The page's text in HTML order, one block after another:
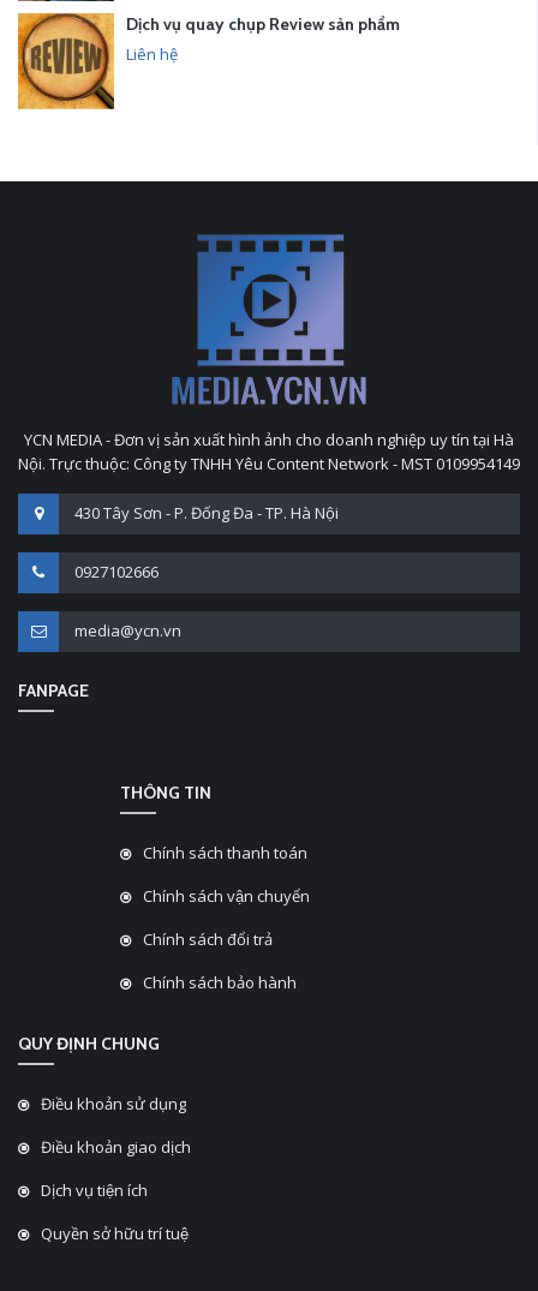
Dịch vụ quay chụp Review sản phẩm
Liên hệ
YCN MEDIA - Đơn vị sản xuất hình ảnh cho doanh nghiệp uy tín tại Hà
Nội. Trực thuộc: Công ty TNHH Yêu Content Network - MST 0109954149
430 Tây Sơn - P. Đống Đa - TP. Hà Nội
0927102666
media@ycn.vn
FANPAGE
THÔNG TIN
Chính sách thanh toán
Chính sách vận chuyển
Chính sách đổi trả
Chính sách bảo hành
QUY ĐỊNH CHUNG
Điều khoản sử dụng
Điều khoản giao dịch
Dịch vụ tiện ích
Quyền sở hữu trí tuệ